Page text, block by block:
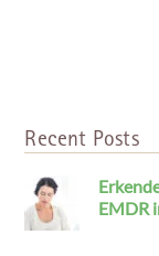
Recent Posts
EMDR